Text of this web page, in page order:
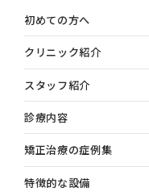
初めての方へ
クリニック紹介
スタッフ紹介
診療内容
矯正治療の症例集
特徴的な設備